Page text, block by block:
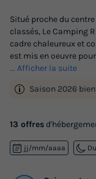
Situé proche du
classés, Le Camping
cadre chaleureux et
est mis en oeuvre
... Afficher la suite
Saison 2026
13 offres
jj/mm/aaaa